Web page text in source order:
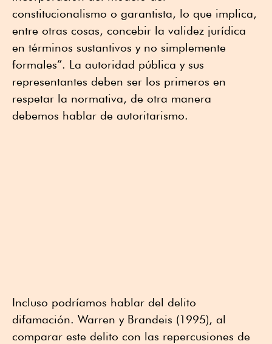
constitucionalismo o garantista, lo que implica,
entre otras cosas, concebir la validez jurídica
en términos sustantivos y no simplemente
formales”. La autoridad pública y sus
representantes deben ser los primeros en
respetar la normativa, de otra manera
debemos hablar de autoritarismo.
Incluso podríamos hablar del delito
difamación. Warren y Brandeis (1995), al
comparar este delito con las repercusiones de